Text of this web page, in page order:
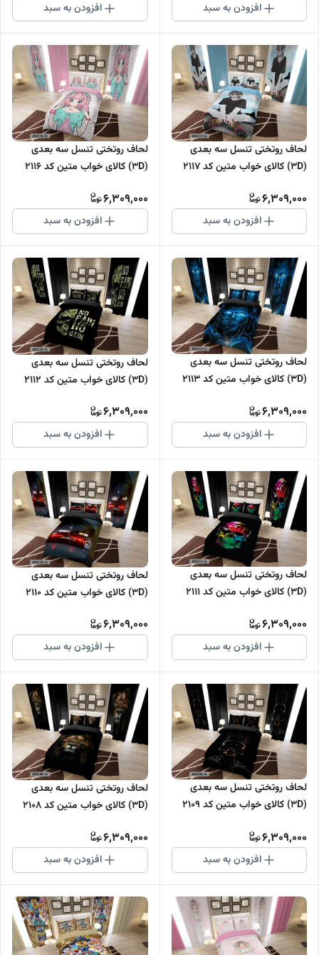
افزودن به سبد افزودن به سبد
لحاف روتختی تنسل سه بعدی
(3D) کالای خواب متین کد 2117
6,309,000
افزودن به سبد
لحاف روتختی تنسل سه بعدی
(3D) کالای خواب متین کد 2116
6,309,000
افزودن به سبد
لحاف روتختی تنسل سه بعدی
(3D) کالای خواب متین کد 2113
6,309,000
افزودن به سبد
لحاف روتختی تنسل سه بعدی
(3D) کالای خواب متین کد 2112
6,309,000
افزودن به سبد
لحاف روتختی تنسل سه بعدی
(3D) کالای خواب متین کد 2111
6,309,000
افزودن به سبد
لحاف روتختی تنسل سه بعدی
(3D) کالای خواب متین کد 2110
6,309,000
افزودن به سبد
لحاف روتختی تنسل سه بعدی
(3D) کالای خواب متین کد 2109
6,309,000
افزودن به سبد
لحاف روتختی تنسل سه بعدی
(3D) کالای خواب متین کد 2108
6,309,000
افزودن به سبد